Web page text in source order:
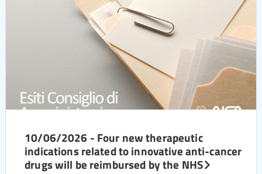
10/06/2026 - Four new therapeutic
indications related to innovative anti-cancer
drugs will be reimbursed by the NHS